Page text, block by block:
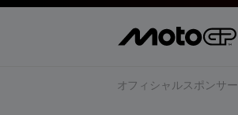
オフィシャルスポンサー